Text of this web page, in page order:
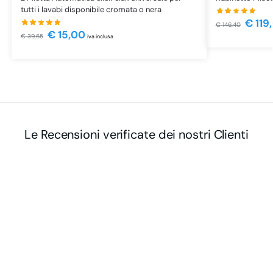
tutti i lavabi disponibile cromata o nera
€39,65 €15,00 iva inclusa
€146,40 €
Le Recensioni verificate dei nostri Clienti